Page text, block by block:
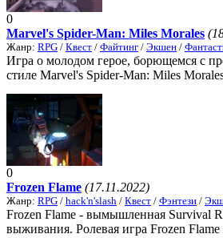
0
Marvel's Spider-Man: Miles Morales
Жанр: RPG / Квест / Файтинг / Экшен /
Игра о молодом герое, борющемся с
стиле Marvel's Spider-Man: Miles
0
Frozen Flame (17.11.2022)
Жанр: RPG / hack'n'slash / Квест / Фэнтези /
Frozen Flame - вымышленная Survival
выживания. Ролевая игра Frozen